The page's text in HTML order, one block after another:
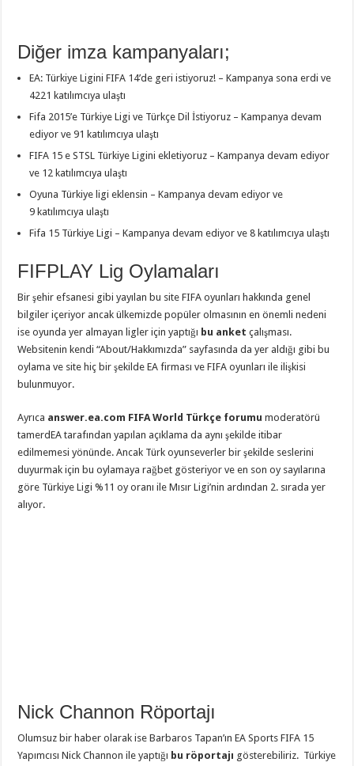
Diğer imza kampanyaları;
EA: Türkiye Ligini FIFA 14’de geri istiyoruz! – Kampanya sona erdi ve
4221 katılımcıya ulaştı
Fifa 2015’e Türkiye Ligi ve Türkçe Dil İstiyoruz – Kampanya devam
ediyor ve 91 katılımcıya ulaştı
FIFA 15 e STSL Türkiye Ligini ekletiyoruz – Kampanya devam ediyor
ve 12 katılımcıya ulaştı
Oyuna Türkiye ligi eklensin – Kampanya devam ediyor ve
9 katılımcıya ulaştı
Fifa 15 Türkiye Ligi – Kampanya devam ediyor ve 8 katılımcıya ulaştı
FIFPLAY Lig Oylamaları
Bir şehir efsanesi gibi yayılan bu site FIFA oyunları hakkında genel
bilgiler içeriyor ancak ülkemizde popüler olmasının en önemli nedeni
ise oyunda yer almayan ligler için yaptığı bu anket çalışması.
Websitenin kendi “About/Hakkımızda” sayfasında da yer aldığı gibi bu
oylama ve site hiç bir şekilde EA firması ve FIFA oyunları ile ilişkisi
bulunmuyor.
Ayrıca answer.ea.com FIFA World Türkçe forumumoderatörü
tamerdEA tarafından yapılan açıklama da aynı şekilde itibar
edilmemesi yönünde. Ancak Türk oyunseverler bir şekilde seslerini
duyurmak için bu oylamaya rağbet gösteriyor ve en son oy sayılarına
göre Türkiye Ligi %11 oy oranı ile Mısır Ligi’nin ardından 2. sırada yer
alıyor.
Nick Channon Röportajı
Olumsuz bir haber olarak ise Barbaros Tapan’ın EA Sports FIFA 15
Yapımcısı Nick Channon ile yaptığı bu röportajı gösterebiliriz. Türkiye